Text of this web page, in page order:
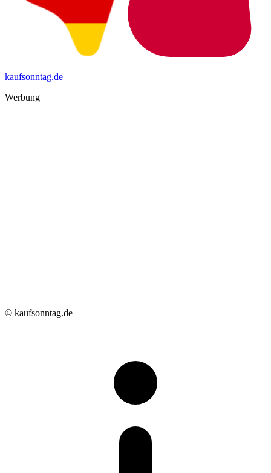
kaufsonntag.de
Werbung
© kaufsonntag.de